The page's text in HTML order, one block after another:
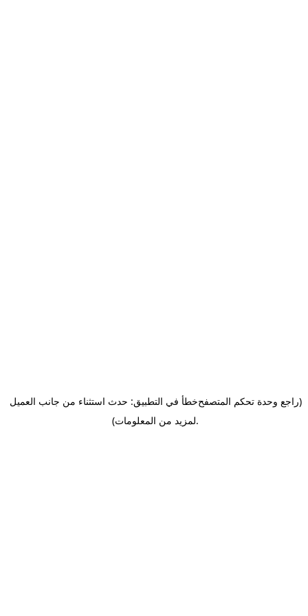
خطأ في التطبيق: حدث استثناء من جانب العميل(راجع وحدة تحكم المتصفح
لمزيد من المعلومات).